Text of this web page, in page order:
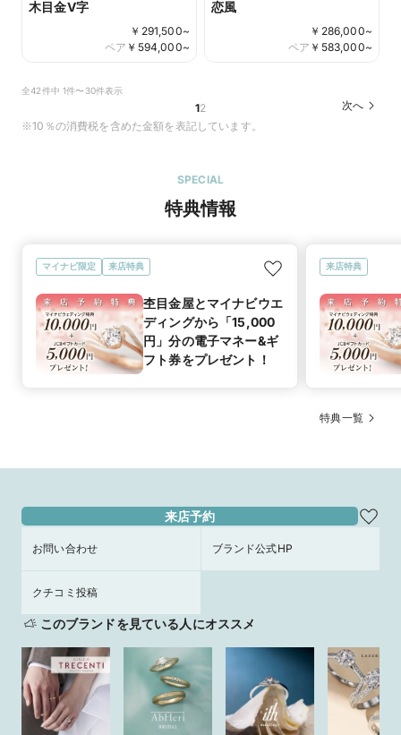
木目金V字
￥ 291,500~
￥ 594,000~
ペア
恋風
￥ 286,000~
￥ 583,000~
ペア
全42件中 1件〜30件表示
12
次へ
※10％の消費税を含めた金額を表記しています。
SPECIAL
特典情報
マイナビ限定 来店特典
杢目金屋とマイナビウエ
ディングから「15,000
円」分の電子マネー&ギ
フト券をプレゼント！
来店特典
特典一覧
来店予約
お問い合わせ ブランド公式HP
クチコミ投稿
このブランドを見ている人にオススメ